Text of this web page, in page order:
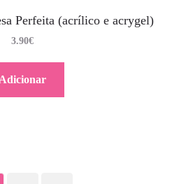
Perfeita (acrílico e acrygel)
3.90€
Adicionar